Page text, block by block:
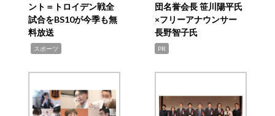
ント＝トロイデン戦全
試合をBS10が今季も無
料放送
スポーツ
団名誉会長 笹川陽平氏
×フリーアナウンサー
長野智子氏
PR